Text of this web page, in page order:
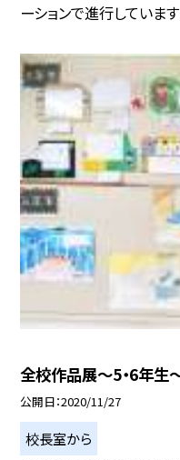
ーションで進行していま
全校作品展〜5・6年生
公開日 2020/11/27
校長室から